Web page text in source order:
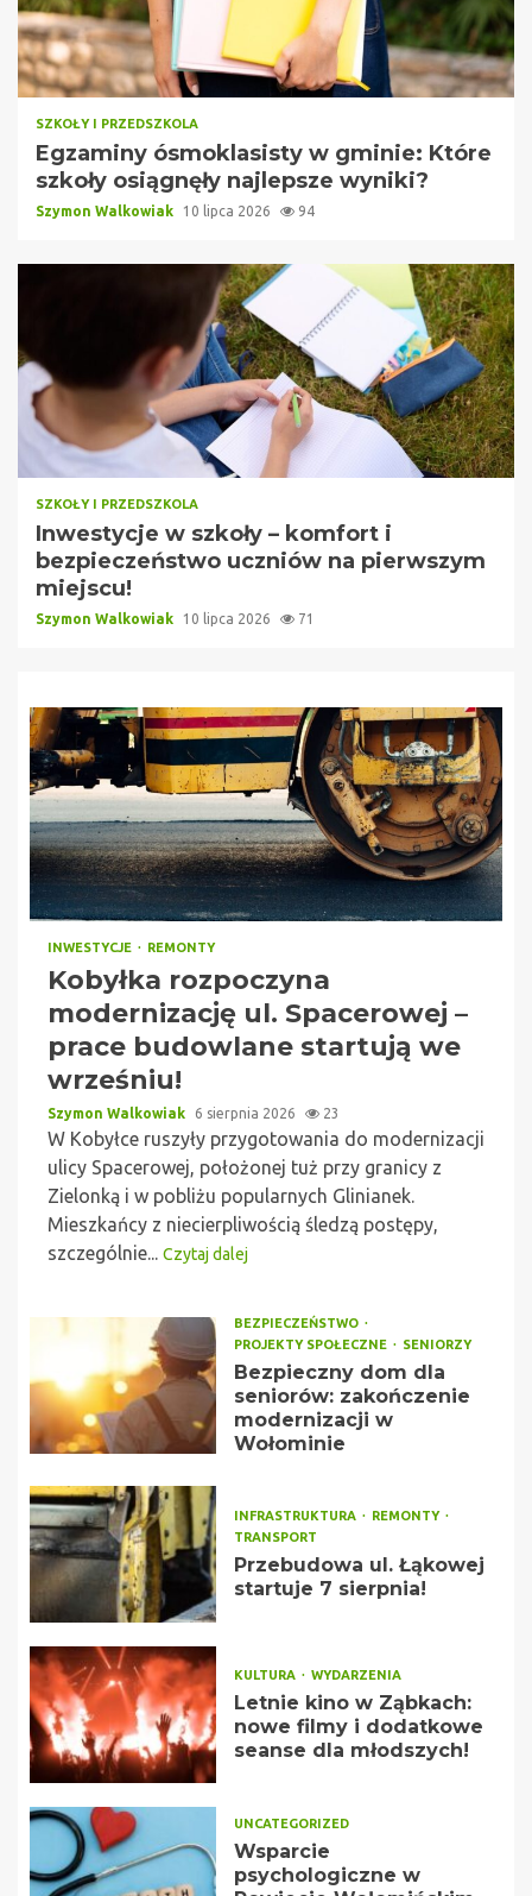
SZKOŁY I PRZEDSZKOLA
Egzaminy ósmoklasisty w gminie: Które
szkoły osiągnęły najlepsze wyniki?
Szymon Walkowiak 10 lipca 2026 94
SZKOŁY I PRZEDSZKOLA
Inwestycje w szkoły – komfort i
bezpieczeństwo uczniów na pierwszym
miejscu!
Szymon Walkowiak 10 lipca 2026 71
INWESTYCJE REMONTY
Kobyłka rozpoczyna
modernizację ul. Spacerowej –
prace budowlane startują we
wrześniu!
Szymon Walkowiak 6 sierpnia 2026 23
W Kobyłce ruszyły przygotowania do modernizacji
ulicy Spacerowej, położonej tuż przy granicy z
Zielonką i w pobliżu popularnych Glinianek.
Mieszkańcy z niecierpliwością śledzą postępy,
szczególnie... Czytaj dalej
BEZPIECZEŃSTWO
PROJEKTY SPOŁECZNE
SENIORZY
Bezpieczny dom dla
seniorów: zakończenie
modernizacji w
Wołominie
INFRASTRUKTURA
REMONTY
TRANSPORT
Przebudowa ul. Łąkowej
startuje 7 sierpnia!
KULTURA WYDARZENIA
Letnie kino w Ząbkach:
nowe filmy i dodatkowe
seanse dla młodszych!
UNCATEGORIZED
Wsparcie
psychologiczne w